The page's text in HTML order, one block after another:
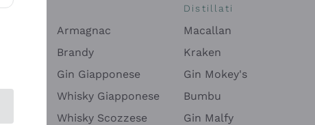
Armagnac
Brandy
Gin Giapponese
Whisky Giapponese
Whisky Scozzese
Distillati
Macallan
Kraken
Gin Mokey's
Bumbu
Gin Malfy